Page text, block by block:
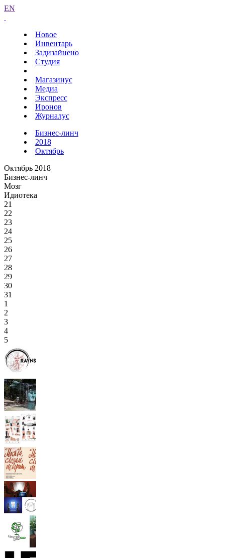
EN
Новое
Инвентарь
Задизайнено
Студия
Магазинус
Медиа
Экспресс
Иронов
Журналус
Бизнес-линч
2018
Октябрь
Октябрь 2018
Бизнес-линч
Мозг
Идиотека
21
22
23
24
25
26
27
28
29
30
31
1
2
3
4
5